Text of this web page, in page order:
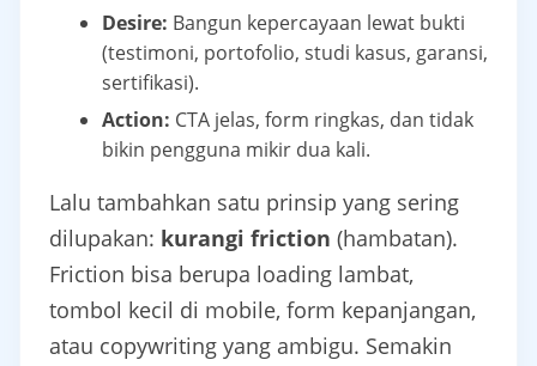
Desire: Bangun kepercayaan lewat bukti
(testimoni, portofolio, studi kasus, garansi,
sertifikasi).
Action: CTA jelas, form ringkas, dan tidak
bikin pengguna mikir dua kali.
Lalu tambahkan satu prinsip yang sering
dilupakan: kurangi friction (hambatan).
Friction bisa berupa loading lambat,
tombol kecil di mobile, form kepanjangan,
atau copywriting yang ambigu. Semakin